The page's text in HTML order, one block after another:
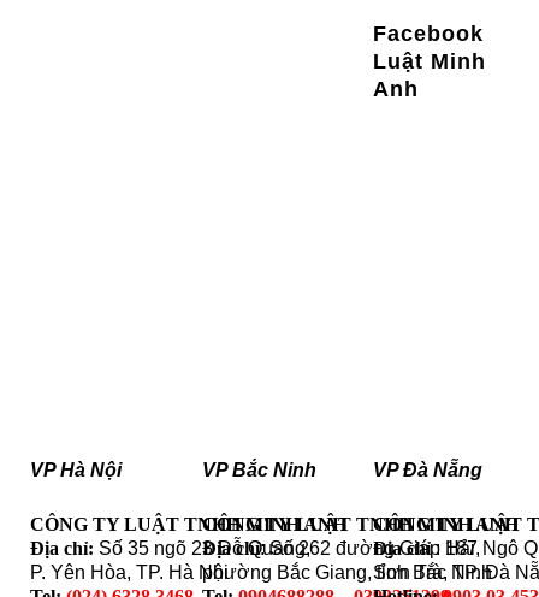
Facebook
Luật Minh
Anh
VP Hà Nội
CÔNG TY LUẬT TNHH MINH ANH
Địa chỉ: Số 35 ngõ 23 Đỗ Quang,
P. Yên Hòa, TP. Hà Nội
VP Bắc Ninh
CÔNG TY LUẬT TNHH MINH ANH
Địa chỉ: Số 262 đường Giáp Hải,
phường Bắc Giang, tỉnh Bắc Ninh
VP Đà Nẵng
CÔNG TY LUẬT
Địa chỉ: 187 Ngô
Sơn Trà, TP. Đà